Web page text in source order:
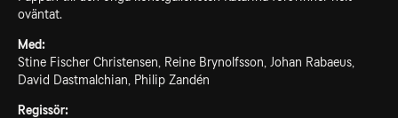
oväntat.
Med:
Stine Fischer Christensen, Reine Brynolfsson, Johan Rabaeus,
David Dastmalchian, Philip Zandén
Regissör: